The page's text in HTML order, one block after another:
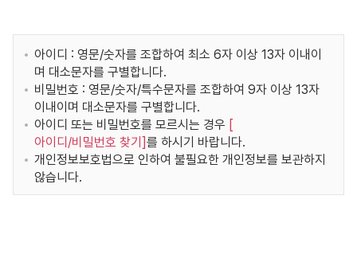
아이디 : 영문/숫자를 조합하여 최소 6자 이상 13자 이내이
며 대소문자를 구별합니다.
비밀번호 : 영문/숫자/특수문자를 조합하여 9자 이상 13자
이내이며 대소문자를 구별합니다.
아이디 또는 비밀번호를 모르시는 경우 [
아이디/비밀번호 찾기 ]를 하시기 바랍니다.
개인정보보호법으로 인하여 불필요한 개인정보를 보관하지
않습니다.